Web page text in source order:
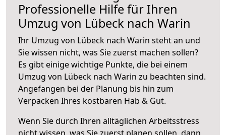
Professionelle Hilfe für Ihren
Umzug von Lübeck nach Warin
Ihr Umzug von Lübeck nach Warin steht an und
Sie wissen nicht, was Sie zuerst machen sollen?
Es gibt einige wichtige Punkte, die bei einem
Umzug von Lübeck nach Warin zu beachten sind.
Angefangen bei der Planung bis hin zum
Verpacken Ihres kostbaren Hab & Gut.
Wenn Sie durch Ihren alltäglichen Arbeitsstress